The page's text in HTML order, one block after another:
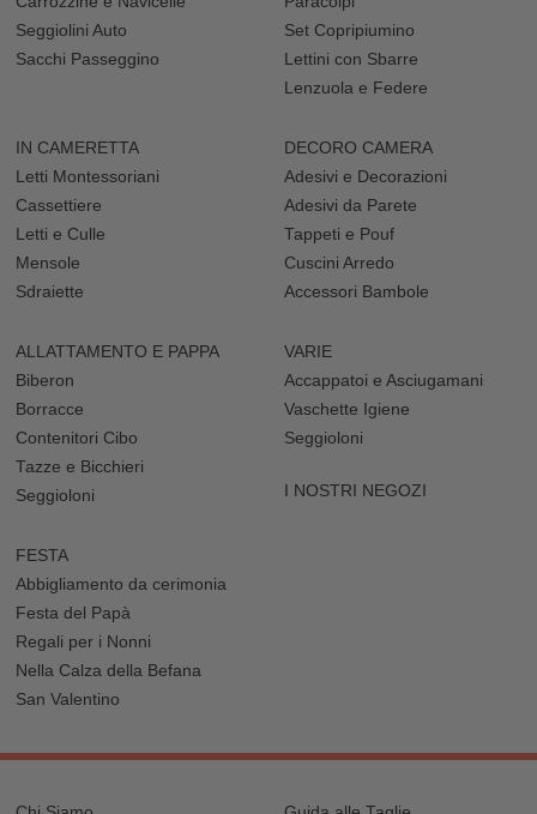
Seggiolini Auto
Sacchi Passeggino
Set Copripiumino
Lettini con Sbarre
Lenzuola e Federe
IN CAMERETTA
Letti Montessoriani
Cassettiere
Letti e Culle
Mensole
Sdraiette
DECORO CAMERA
Adesivi e Decorazioni
Adesivi da Parete
Tappeti e Pouf
Cuscini Arredo
Accessori Bambole
ALLATTAMENTO E PAPPA
Biberon
Borracce
Contenitori Cibo
Tazze e Bicchieri
Seggioloni
VARIE
Accappatoi e Asciugamani
Vaschette Igiene
Seggioloni
I NOSTRI NEGOZI
FESTA
Abbigliamento da cerimonia
Festa del Papà
Regali per i Nonni
Nella Calza della Befana
San Valentino